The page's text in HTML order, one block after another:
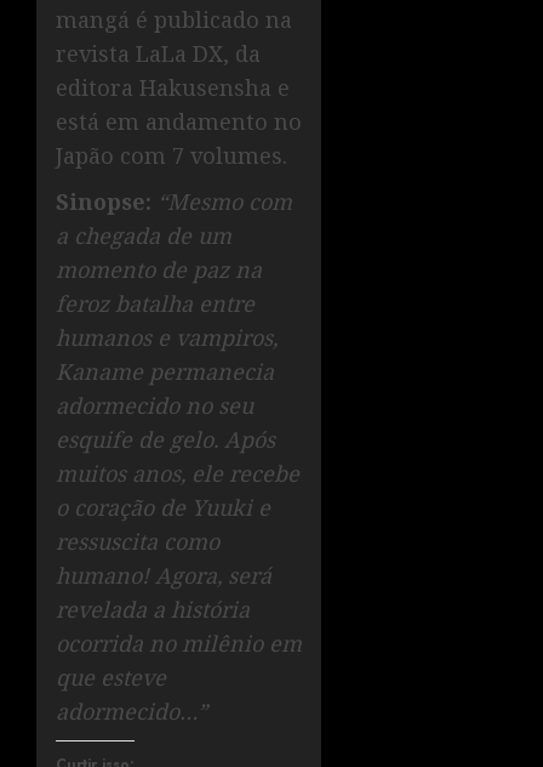
mangá é publicado na
revista LaLa DX, da
editora Hakusensha e
está em andamento no
Japão com 7 volumes.
Sinopse: “Mesmo com
a chegada de um
momento de paz na
feroz batalha entre
humanos e vampiros,
Kaname permanecia
adormecido no seu
esquife de gelo. Após
muitos anos, ele recebe
o coração de Yuuki e
ressuscita como
humano! Agora, será
revelada a história
ocorrida no milênio em
que esteve
adormecido…”